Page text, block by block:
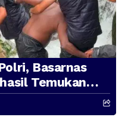
Basarnas
Temukan
Barat yang